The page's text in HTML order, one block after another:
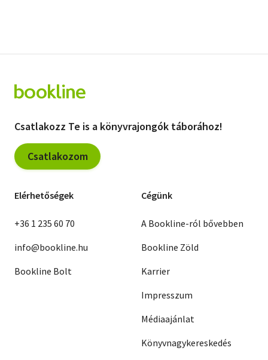
Csatlakozz Te is a könyvrajongók táborához!
Csatlakozom
Elérhetőségek
+36 1 235 60 70
info@bookline.hu
Bookline Bolt
Cégünk
A Bookline-ról bővebben
Bookline Zöld
Karrier
Impresszum
Médiaajánlat
Könyvnagykereskedés